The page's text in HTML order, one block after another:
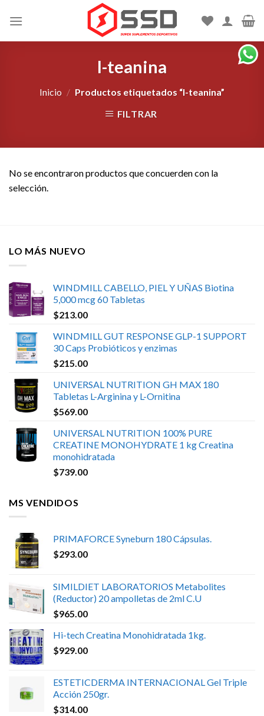
l-teanina
Inicio / Productos etiquetados “l-teanina”
FILTRAR
No se encontraron productos que concuerden con la
selección.
LO MÁS NUEVO
WINDMILL CABELLO, PIEL Y UÑAS Biotina
5,000 mcg 60 Tabletas
$213.00
WINDMILL GUT RESPONSE GLP-1 SUPPORT
30 Caps Probióticos y enzimas
$215.00
UNIVERSAL NUTRITION GH MAX 180
Tabletas L-Arginina y L-Ornitina
$569.00
UNIVERSAL NUTRITION 100% PURE
CREATINE MONOHYDRATE 1 kg Creatina
monohidratada
$739.00
MS VENDIDOS
PRIMAFORCE Syneburn 180 Cápsulas.
$293.00
SIMILDIET LABORATORIOS Metabolites
(Reductor) 20 ampolletas de 2ml C.U
$965.00
Hi-tech Creatina Monohidratada 1kg.
$929.00
ESTETICDERMA INTERNACIONAL Gel Triple
Acción 250gr.
$314.00